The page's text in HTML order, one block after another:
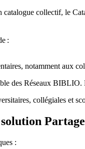
collectif, le
:
notamment aux
des Réseaux BIBLIO.
collégiales et
: